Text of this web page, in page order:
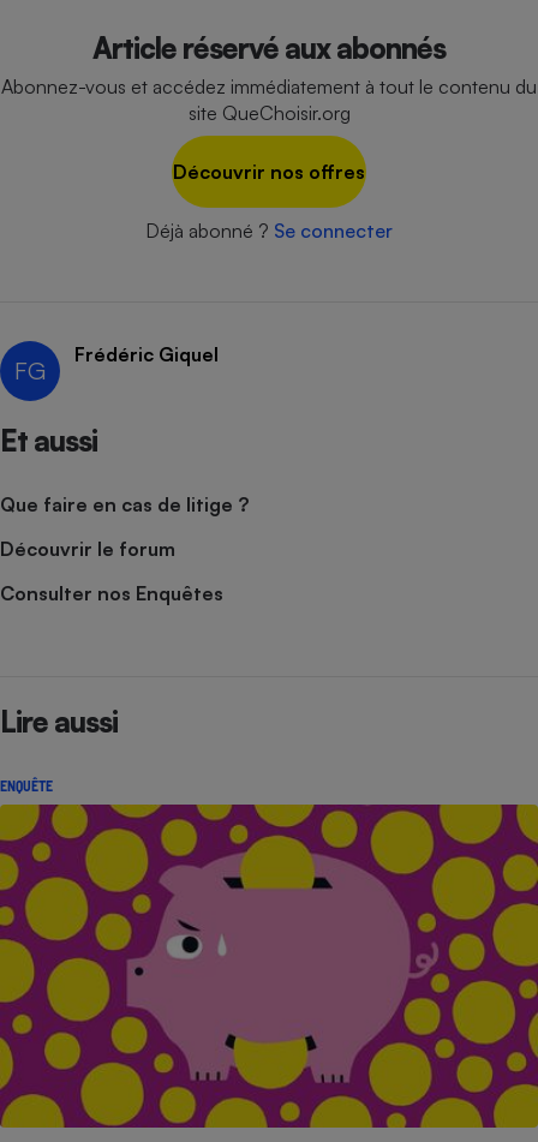
Article réservé aux abonnés
Abonnez-vous et accédez immédiatement à tout le contenu du
site QueChoisir.org
Découvrir nos offres
Déjà abonné ? Se connecter
FG
Frédéric Giquel
Et aussi
Que faire en cas de litige ?
Découvrir le forum
Consulter nos Enquêtes
Lire aussi
ENQUÊTE
Cafetière à expressos